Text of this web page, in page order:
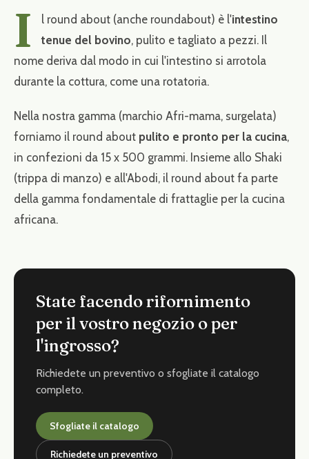
I l round about (anche roundabout) è l'intestino
tenue del bovino, pulito e tagliato a pezzi. Il
nome deriva dal modo in cui l'intestino si arrotola
durante la cottura, come una rotatoria.
Nella nostra gamma (marchio Afri-mama, surgelata)
forniamo il round about pulito e pronto per la cucina,
in confezioni da 15 x 500 grammi. Insieme allo Shaki
(trippa di manzo) e all'Abodi, il round about fa parte
della gamma fondamentale di frattaglie per la cucina
africana.
State facendo rifornimento
per il vostro negozio o per
l'ingrosso?
Richiedete un preventivo o sfogliate il catalogo
completo.
Sfogliate il catalogo
Richiedete un preventivo